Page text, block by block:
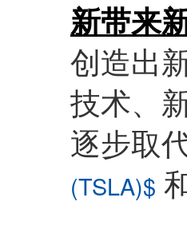
新带来
创造出
技术、
逐步取
(TSLA)$